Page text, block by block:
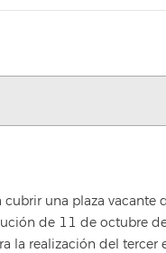
una plaza vacante
de 11 de octubre
la realización del tercer